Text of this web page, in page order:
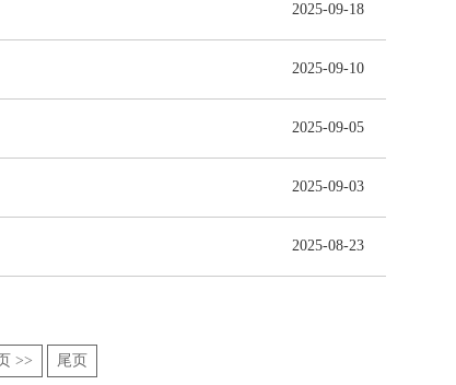
2025-09-18
2025-09-10
2025-09-05
2025-09-03
2025-08-23
>> 尾页